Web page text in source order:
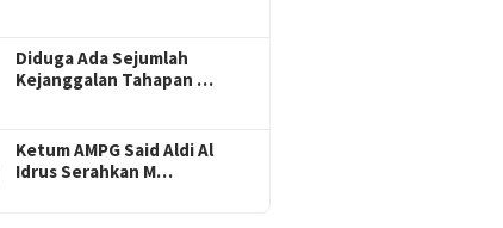
Diduga Ada Sejumlah
Kejanggalan Tahapan …
Ketum AMPG Said Aldi Al
Idrus Serahkan M…